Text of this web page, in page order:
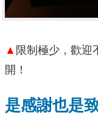
▲ 限制極少，歡迎
開！
是感謝也是